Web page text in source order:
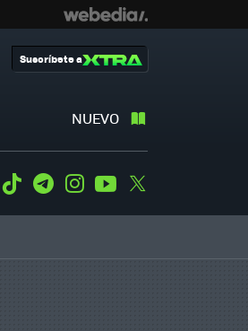
NUEVO
Suscríbete a
WhatsApp
Tiktok TelegramInstagramYoutube